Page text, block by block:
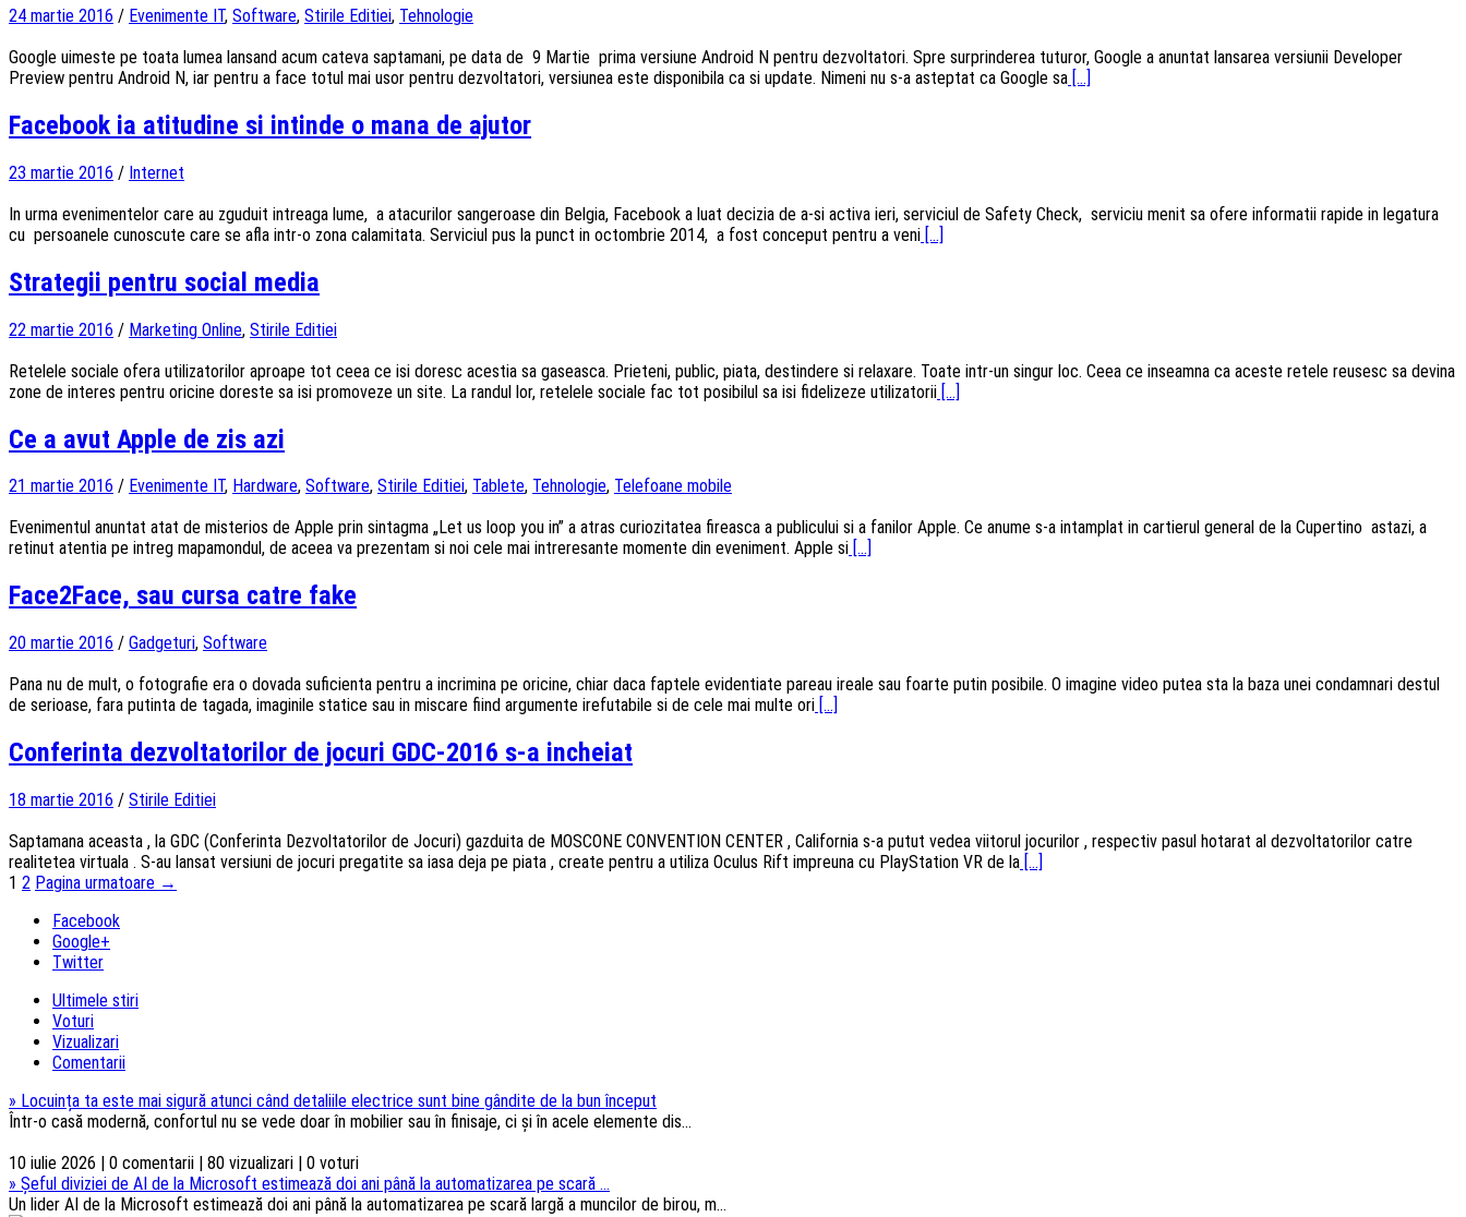
24 martie 2016 / Evenimente IT, Software, Stirile Editiei, Tehnologie
Google uimeste pe toata lumea lansand acum cateva saptamani, pe data de 9 Martie prima versiune Android N pentru dezvoltatori. Spre surprinderea tuturor, Google a anuntat lansarea versiunii Developer
Preview pentru Android N, iar pentru a face totul mai usor pentru dezvoltatori, versiunea este disponibila ca si update. Nimeni nu s-a asteptat ca Google sa [...]
Facebook ia atitudine si intinde o mana de ajutor
23 martie 2016 / Internet
In urma evenimentelor care au zguduit intreaga lume, a atacurilor sangeroase din Belgia, Facebook a luat decizia de a-si activa ieri, serviciul de Safety Check, serviciu menit sa ofere informatii rapide in legatura
cu persoanele cunoscute care se afla intr-o zona calamitata. Serviciul pus la punct in octombrie 2014, a fost conceput pentru a veni [...]
Strategii pentru social media
22 martie 2016 / Marketing Online, Stirile Editiei
Retelele sociale ofera utilizatorilor aproape tot ceea ce isi doresc acestia sa gaseasca. Prieteni, public, piata, destindere si relaxare. Toate intr-un singur loc. Ceea ce inseamna ca aceste retele reusesc sa devina
zone de interes pentru oricine doreste sa isi promoveze un site. La randul lor, retelele sociale fac tot posibilul sa isi fidelizeze utilizatorii [...]
Ce a avut Apple de zis azi
21 martie 2016 / Evenimente IT, Hardware, Software, Stirile Editiei, Tablete, Tehnologie, Telefoane mobile
Evenimentul anuntat atat de misterios de Apple prin sintagma „Let us loop you in” a atras curiozitatea fireasca a publicului si a fanilor Apple. Ce anume s-a intamplat in cartierul general de la Cupertino astazi, a
retinut atentia pe intreg mapamondul, de aceea va prezentam si noi cele mai intreresante momente din eveniment. Apple si [...]
Face2Face, sau cursa catre fake
20 martie 2016 / Gadgeturi, Software
Pana nu de mult, o fotografie era o dovada suficienta pentru a incrimina pe oricine, chiar daca faptele evidentiate pareau ireale sau foarte putin posibile. O imagine video putea sta la baza unei condamnari destul
de serioase, fara putinta de tagada, imaginile statice sau in miscare fiind argumente irefutabile si de cele mai multe ori [...]
Conferinta dezvoltatorilor de jocuri GDC-2016 s-a incheiat
18 martie 2016 / Stirile Editiei
Saptamana aceasta , la GDC (Conferinta Dezvoltatorilor de Jocuri) gazduita de MOSCONE CONVENTION CENTER , California s-a putut vedea viitorul jocurilor , respectiv pasul hotarat al dezvoltatorilor catre
realitetea virtuala . S-au lansat versiuni de jocuri pregatite sa iasa deja pe piata , create pentru a utiliza Oculus Rift impreuna cu PlayStation VR de la [...]
Navigarea
1 2 Pagina urmatoare →
Facebook
Google+
Twitter
Ultimele stiri
Voturi
Vizualizari
Comentarii
» Locuința ta este mai sigură atunci când detaliile electrice sunt bine gândite de la bun început
Într-o casă modernă, confortul nu se vede doar în mobilier sau în finisaje, ci și în acele elemente dis...
10 iulie 2026 | 0 comentarii | 80 vizualizari | 0 voturi
» Șeful diviziei de AI de la Microsoft estimează doi ani până la automatizarea pe scară ...
Un lider AI de la Microsoft estimează doi ani până la automatizarea pe scară largă a muncilor de birou, m...